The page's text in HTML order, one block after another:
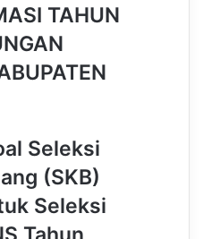
TAHUN
Seleksi
(SKB)
Seleksi